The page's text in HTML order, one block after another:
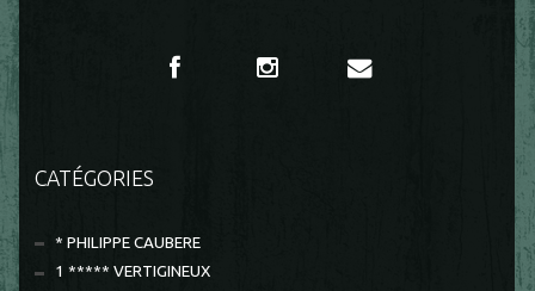
CATÉGORIES
* PHILIPPE CAUBERE
1 ***** VERTIGINEUX